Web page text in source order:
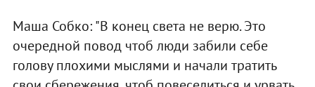
Маша Собко: "В конец света не верю. Это
очередной повод чтоб люди забили себе
голову плохими мыслями и начали тратить